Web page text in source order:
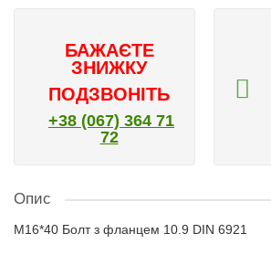
БАЖАЄТЕ
ЗНИЖКУ
ПОДЗВОНІТЬ
+38 (067) 364 71
72
Опис
M16*40 Болт з фланцем 10.9 DIN 6921